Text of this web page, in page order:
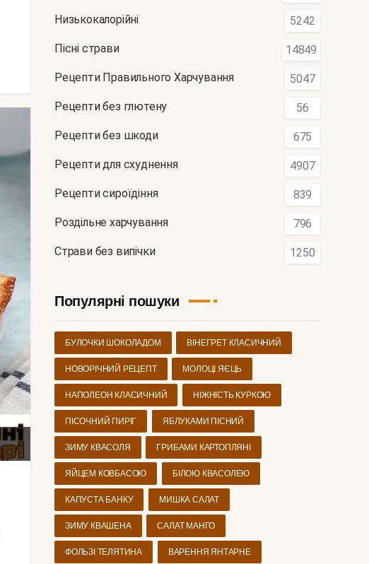
Низькокалорійні 5242
Пісні страви 14849
Рецепти Правильного Харчування 5047
Рецепти без глютену 56
Рецепти без шкоди 675
Рецепти для схуднення 4907
Рецепти сироїдіння 839
Роздільне харчування 796
Страви без випічки 1250
Популярні пошуки
БУЛОЧКИ ШОКОЛАДОМ ВІНЕГРЕТ КЛАСИЧНИЙ
НОВОРІЧНИЙ РЕЦЕПТ МОЛОЦІ ЯЄЦЬ
НАПОЛЕОН КЛАСИЧНИЙ НІЖНІСТЬ КУРКОЮ
ПІСОЧНИЙ ПИРІГ ЯБЛУКАМИ ПІСНИЙ
ЗИМУ КВАСОЛЯ ГРИБАМИ КАРТОПЛЯНІ
ЯЙЦЕМ КОВБАСОЮ БІЛОЮ КВАСОЛЕЮ
КАПУСТА БАНКУ МИШКА САЛАТ
ЗИМУ КВАШЕНА САЛАТ МАНГО
ФОЛЬЗІ ТЕЛЯТИНА ВАРЕННЯ ЯНТАРНЕ